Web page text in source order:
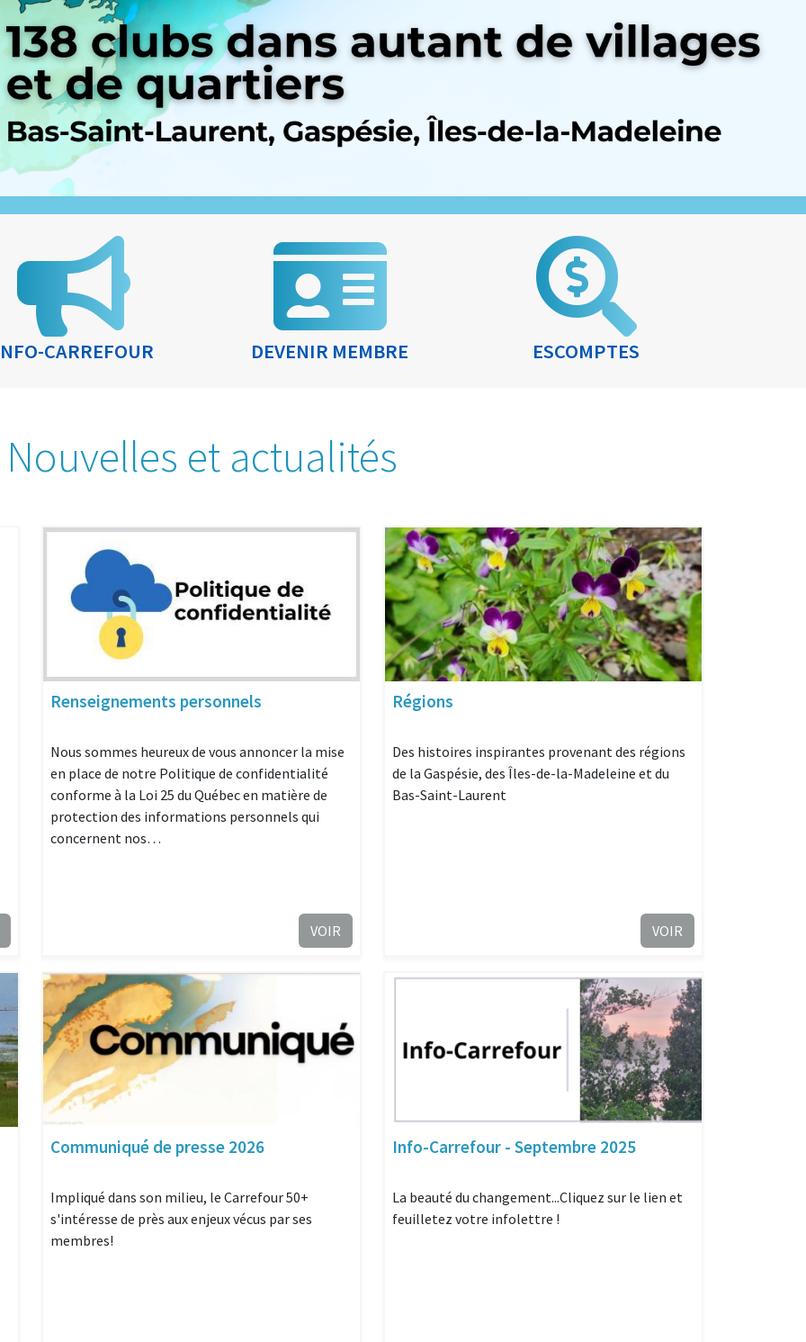
CARREFOUR DEVENIR MEMBRE ESCOMPTES
Nouvelles et actualités
Renseignements personnels
Nous sommes heureux de vous annoncer la mise
en place de notre Politique de confidentialité
conforme à la Loi 25 du Québec en matière de
protection des informations personnels qui
concernent nos…
VOIR
Régions
Des histoires inspirantes provenant des régions
de la Gaspésie, des Îles-de-la-Madeleine et du
Bas-Saint-Laurent
VOIR
Communiqué de presse 2026
Impliqué dans son milieu, le Carrefour 50+
s'intéresse de près aux enjeux vécus par ses
membres!
Info-Carrefour - Septembre 2025
La beauté du changement...Cliquez sur le lien et
feuilletez votre infolettre !